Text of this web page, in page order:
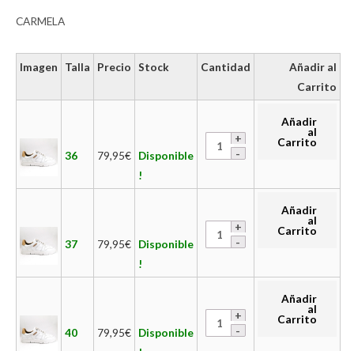
CARMELA
Imagen Talla Precio Stock Cantidad
Añadir al
Carrito
36 79,95€ Disponible
!
Añadir
al
Carrito
37 79,95€ Disponible
!
Añadir
al
Carrito
40 79,95€ Disponible
Añadir
al
Carrito